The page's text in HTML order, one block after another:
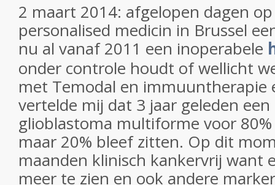
2 maart 2014: afgelopen dagen
personalised medicin in Brussel
nu al vanaf 2011 een inoperabele
onder controle houdt of wellicht
met Temodal en immuuntherapie
vertelde mij dat 3 jaar geleden
glioblastoma multiforme voor
maar 20% bleef zitten. Op dit
maanden klinisch kankervrij want
meer te zien en ook andere